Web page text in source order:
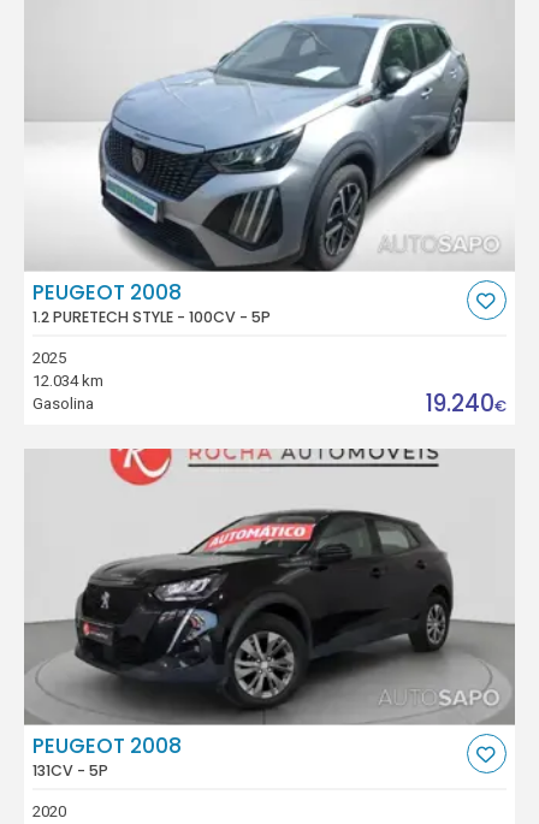
PEUGEOT 2008
1.2 PURETECH STYLE - 100CV - 5P
2025
12.034 km
Gasolina
19.240€
PEUGEOT 2008
131CV - 5P
2020